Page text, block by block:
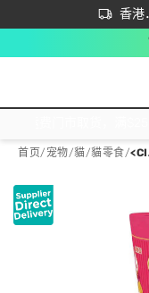
香港
立即
首次APP
首页/ 宠物/貓/貓零食/